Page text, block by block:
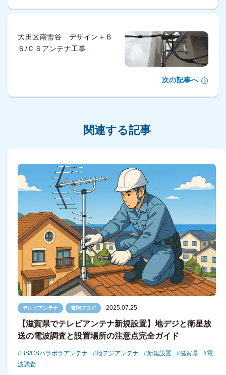
大田区南雪谷 デザイン＋Ｂ
Ｓ/ＣＳアンテナ工事
次の記事へ
関連する記事
テレビアンテナ 電翔ブログ 2025.07.25
【滋賀県でテレビアンテナ新規設置】地デジと衛星放
送の電波調査と設置場所の注意点完全ガイド
BS/CSパラボラアンテナ 地デジアンテナ 新規設置 滋賀県
電
波調査